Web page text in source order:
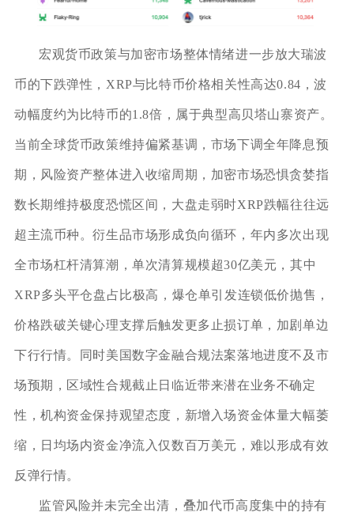
宏观货币政策与加密市场整体情绪进一步放大瑞波
币的下跌弹性，XRP与比特币价格相关性高达0.84，波
动幅度约为比特币的1.8倍，属于典型高贝塔山寨资产。
当前全球货币政策维持偏紧基调，市场下调全年降息预
期，风险资产整体进入收缩周期，加密市场恐惧贪婪指
数长期维持极度恐慌区间，大盘走弱时XRP跌幅往往远
超主流币种。衍生品市场形成负向循环，年内多次出现
全市场杠杆清算潮，单次清算规模超30亿美元，其中
XRP多头平仓盘占比极高，爆仓单引发连锁低价抛售，
价格跌破关键心理支撑后触发更多止损订单，加剧单边
下行行情。同时美国数字金融合规法案落地进度不及市
场预期，区域性合规截止日临近带来潜在业务不确定
性，机构资金保持观望态度，新增入场资金体量大幅萎
缩，日均场内资金净流入仅数百万美元，难以形成有效
反弹行情。
监管风险并未完全出清，叠加代币高度集中的持有